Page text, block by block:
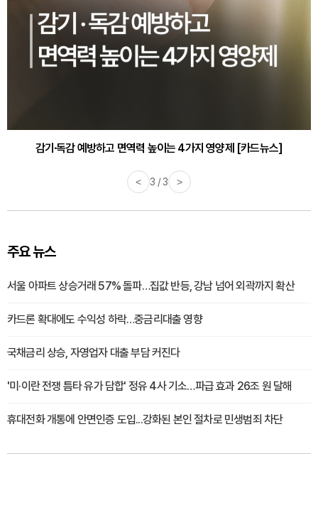
감기·독감 예방하고 면역력 높이는 4가지 영양제 [카드뉴스]
< 3 / 3 >
주요 뉴스
서울 아파트 상승거래 57% 돌파…집값 반등, 강남 넘어 외곽까지 확산
카드론 확대에도 수익성 하락…중금리대출 영향
국채금리 상승, 자영업자 대출 부담 커진다
'미·이란 전쟁 틈타 유가 담합' 정유 4사 기소…파급 효과 26조 원 달해
휴대전화 개통에 안면인증 도입...강화된 본인 절차로 민생범죄 차단